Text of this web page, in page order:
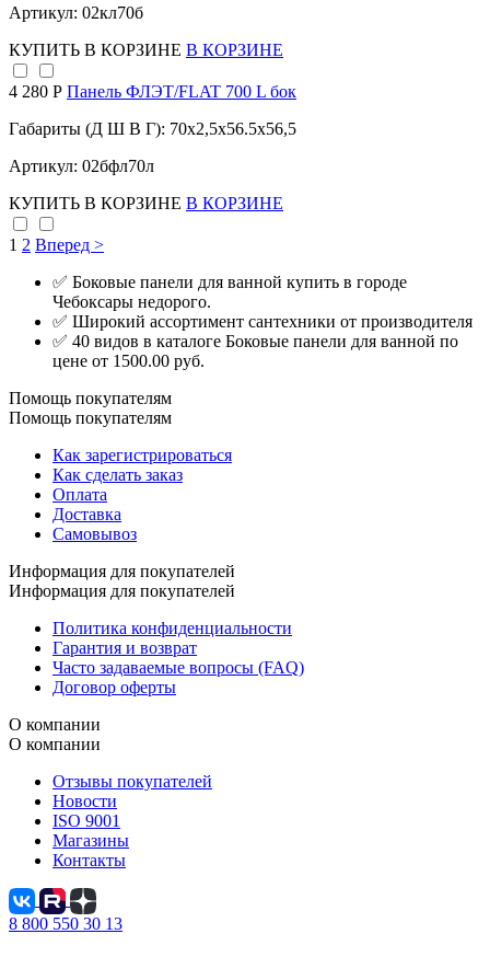
Артикул: 02кл70б
КУПИТЬ В КОРЗИНЕ В КОРЗИНЕ
4 280 Р Панель ФЛЭТ/FLAT 700 L бок
Габариты (Д Ш В Г): 70x2,5x56.5x56,5
Артикул: 02бфл70л
КУПИТЬ В КОРЗИНЕ В КОРЗИНЕ
1 2 Вперед >
✅ Боковые панели для ванной купить в городе
Чебоксары недорого.
✅ Широкий ассортимент сантехники от производителя
✅ 40 видов в каталоге Боковые панели для ванной по
цене от 1500.00 руб.
Помощь покупателям
Помощь покупателям
Как зарегистрироваться
Как сделать заказ
Оплата
Доставка
Самовывоз
Информация для покупателей
Информация для покупателей
Политика конфиденциальности
Гарантия и возврат
Часто задаваемые вопросы (FAQ)
Договор оферты
О компании
О компании
Отзывы покупателей
Новости
ISO 9001
Магазины
Контакты
8 800 550 30 13